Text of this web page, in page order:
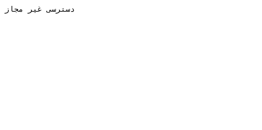
دسترسی غیر مجاز